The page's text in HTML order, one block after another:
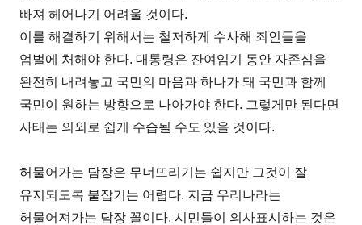
빠져 헤어나기 어려울 것이다.
이를 해결하기 위해서는 철저하게 수사해 죄인들을
엄벌에 처해야 한다. 대통령은 잔여임기 동안 자존심을
완전히 내려놓고 국민의 마음과 하나가 돼 국민과 함께
국민이 원하는 방향으로 나아가야 한다. 그렇게만 된다면
사태는 의외로 쉽게 수습될 수도 있을 것이다.
허물어가는 담장은 무너뜨리기는 쉽지만 그것이 잘
유지되도록 붙잡기는 어렵다. 지금 우리나라는
허물어져가는 담장 꼴이다. 시민들이 의사표시하는 것은